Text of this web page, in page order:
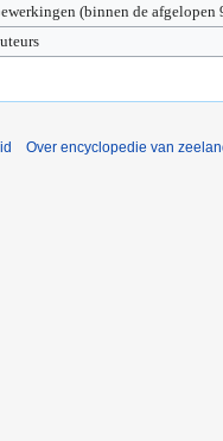
(binnen de afgelopen
Over encyclopedie van